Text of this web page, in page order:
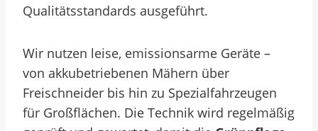
Qualitätsstandards ausgeführt.
Wir nutzen leise, emissionsarme Geräte –
von akkubetriebenen Mähern über
Freischneider bis hin zu Spezialfahrzeugen
für Großflächen. Die Technik wird regelmäßig